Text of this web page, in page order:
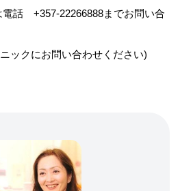
電話 +357-22266888までお問い合
ックにお問い合わせください)